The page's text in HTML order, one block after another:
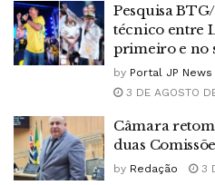
Pesquisa
técnico entre
primeiro e no
by Portal JP News
3 DE AGOSTO
Câmara
duas
by Redação 3